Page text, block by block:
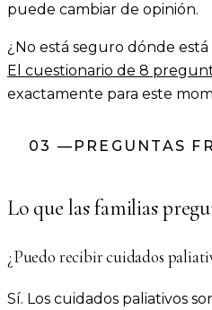
puede cambiar de opinión.
¿No está seguro dónde
El cuestionario de 8
exactamente para este
03 — PREGUNTAS
Lo que las familias
¿Puedo recibir cuidados
Sí. Los cuidados paliativos